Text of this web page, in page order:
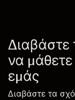
Διαβάστε
να
εμάς
Διαβάστε τα